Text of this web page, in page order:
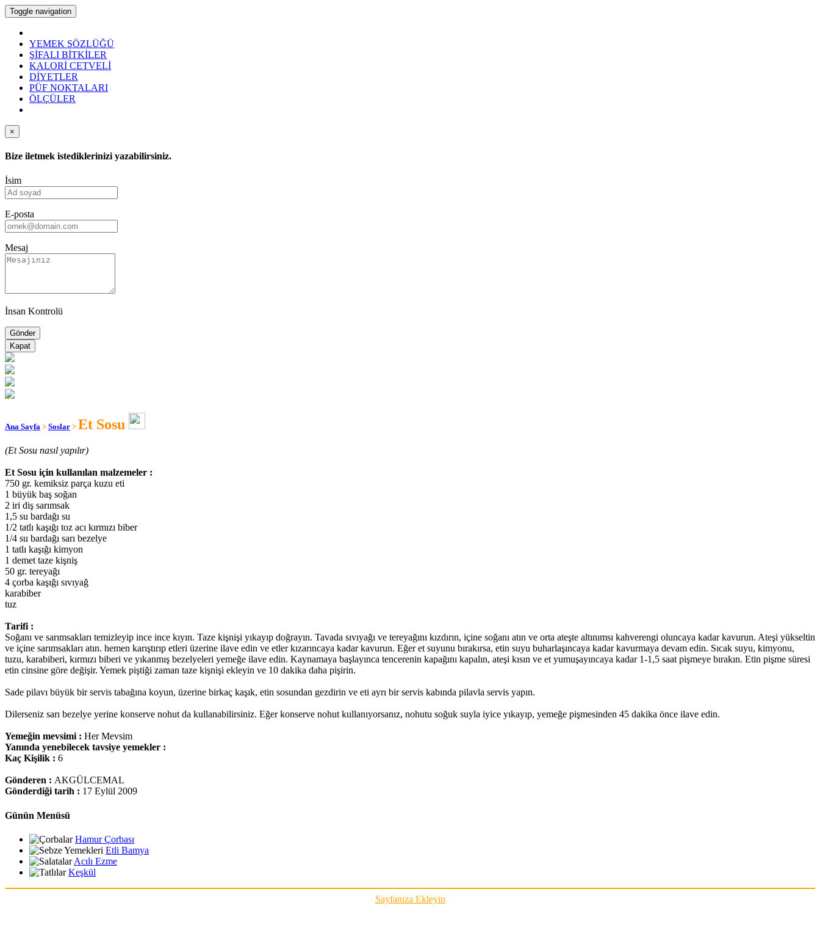
Toggle navigation
YEMEK SÖZLÜĞÜ
ŞİFALI BİTKİLER
KALORİ CETVELİ
DİYETLER
PÜF NOKTALARI
ÖLÇÜLER
×
Bize iletmek istediklerinizi yazabilirsiniz.
İsim
E-posta
Mesaj
İnsan Kontrolü
Kapat
Ana Sayfa > Soslar > Et Sosu
(Et Sosu nasıl yapılır)
Et Sosu için kullanılan malzemeler :
750 gr. kemiksiz parça kuzu eti
1 büyük baş soğan
2 iri diş sarımsak
1,5 su bardağı su
1/2 tatlı kaşığı toz acı kırmızı biber
1/4 su bardağı sarı bezelye
1 tatlı kaşığı kimyon
1 demet taze kişniş
50 gr. tereyağı
4 çorba kaşığı sıvıyağ
karabiber
tuz
Tarifi :
Soğanı ve sarımsakları temizleyip ince ince kıyın. Taze kişnişi yıkayıp doğrayın. Tavada sıvıyağı ve tereyağını kızdırın, içine soğanı atın ve orta ateşte altınımsı kahverengi oluncaya kadar kavurun. Ateşi yükseltin
ve içine sarımsakları atın. hemen karıştırıp etleri üzerine ilave edin ve etler kızarıncaya kadar kavurun. Eğer et suyunu bırakırsa, etin suyu buharlaşıncaya kadar kavurmaya devam edin. Sıcak suyu, kimyonu,
tuzu, karabiberi, kırmızı biberi ve yıkanmış bezelyeleri yemeğe ilave edin. Kaynamaya başlayınca tencerenin kapağını kapalın, ateşi kısın ve et yumuşayıncaya kadar 1-1,5 saat pişmeye bırakın. Etin pişme süresi
etin cinsine göre değişir. Yemek piştiği zaman taze kişnişi ekleyin ve 10 dakika daha pişirin.
Sade pilavı büyük bir servis tabağına koyun, üzerine birkaç kaşık, etin sosundan gezdirin ve eti ayrı bir servis kabında pilavla servis yapın.
Dilerseniz sarı bezelye yerine konserve nohut da kullanabilirsiniz. Eğer konserve nohut kullanıyorsanız, nohutu soğuk suyla iyice yıkayıp, yemeğe pişmesinden 45 dakika önce ilave edin.
Yemeğin mevsimi : Her Mevsim
Yanında yenebilecek tavsiye yemekler :
Kaç Kişilik : 6
Gönderen : AKGÜLCEMAL
Gönderdiği tarih : 17 Eylül 2009
Günün Menüsü
Hamur Çorbası
Etli Bamya
Acılı Ezme
Keşkül
Sayfanıza Ekleyin